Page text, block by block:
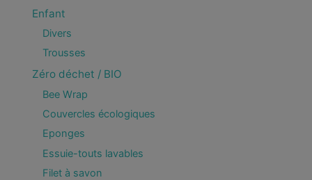
Enfant
Divers
Trousses
Zéro déchet / BIO
Bee Wrap
Couvercles écologiques
Eponges
Essuie-touts lavables
Filet à savon